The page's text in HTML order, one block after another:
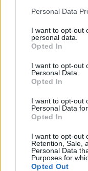
Please note that this
not limited to your
grant or deny
use your data for
consent section.
Personal Data
I want to opt-out
personal data.
Opted In
I want to opt-out
Personal Data.
Opted In
I want to opt-out
Personal Data
Opted In
I want to opt-out
Retention, Sale,
Personal Data
Purposes for
Opted Out
Amikor a
2023.05.20.
többségének halvány